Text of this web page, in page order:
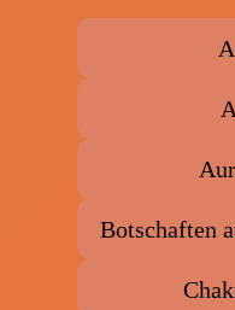
Botschaften